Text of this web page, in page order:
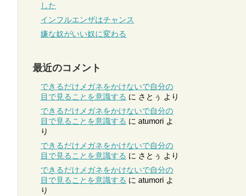
した
インフルエンザはチャンス
嫌な奴がいい奴に変わる
最近のコメント
できるだけメガネをかけないで自分の
目で見ることを意識する に さとぅ より
できるだけメガネをかけないで自分の
目で見ることを意識する に atumori よ
り
できるだけメガネをかけないで自分の
目で見ることを意識する に さとぅ より
できるだけメガネをかけないで自分の
目で見ることを意識する に atumori よ
り